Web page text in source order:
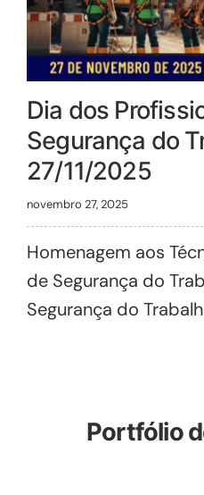
Dia dos
Segurança do
27/11/2025
novembro 27, 2025
Homenagem aos
de Segurança do
Segurança do
Portfólio